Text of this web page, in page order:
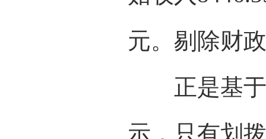
元。剔除财
正是基于
示，只有划